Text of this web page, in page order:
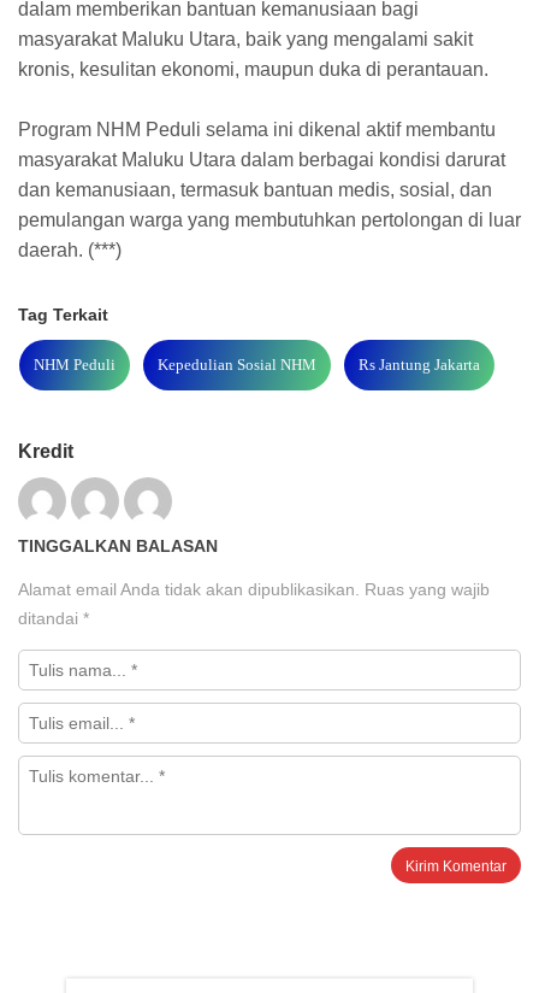
dalam memberikan bantuan kemanusiaan bagi
masyarakat Maluku Utara, baik yang mengalami sakit
kronis, kesulitan ekonomi, maupun duka di perantauan.
Program NHM Peduli selama ini dikenal aktif membantu
masyarakat Maluku Utara dalam berbagai kondisi darurat
dan kemanusiaan, termasuk bantuan medis, sosial, dan
pemulangan warga yang membutuhkan pertolongan di luar
daerah. (***)
Tag Terkait
NHM Peduli Kepedulian Sosial NHM Rs Jantung Jakarta
Kredit
TINGGALKAN BALASAN
Alamat email Anda tidak akan dipublikasikan.
Ruas yang wajib
ditandai *